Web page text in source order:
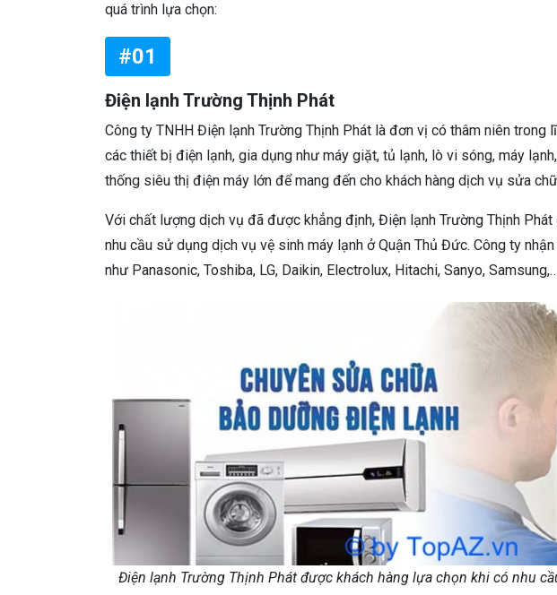
quá trình lựa chọn:
#01
Điện lạnh Trường Thịnh Phát
Công ty TNHH Điện lạnh Trường Thịnh Phát là đơn vị có thâm niên trong
các thiết bị điện lạnh, gia dụng như máy giặt, tủ lạnh, lò vi sóng, máy
thống siêu thị điện máy lớn để mang đến cho khách hàng dịch vụ sửa
Với chất lượng dịch vụ đã được khẳng định, Điện lạnh Trường Thịnh
nhu cầu sử dụng dịch vụ vệ sinh máy lạnh ở Quận Thủ Đức. Công ty
như Panasonic, Toshiba, LG, Daikin, Electrolux, Hitachi, Sanyo, Samsung,…
Điện lạnh Trường Thịnh Phát được khách hàng lựa chọn khi có nhu